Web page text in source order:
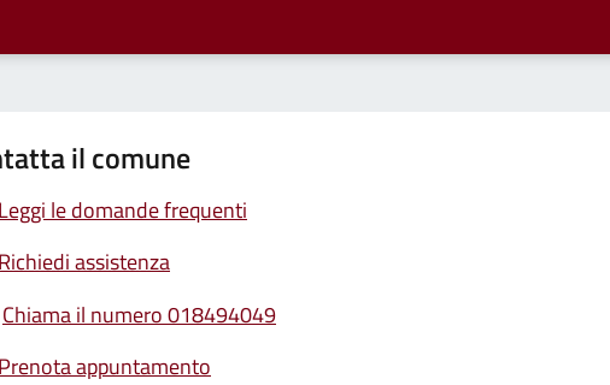
il comune
Leggi le domande frequenti
Richiedi assistenza
Chiama il numero 018494049
Prenota appuntamento